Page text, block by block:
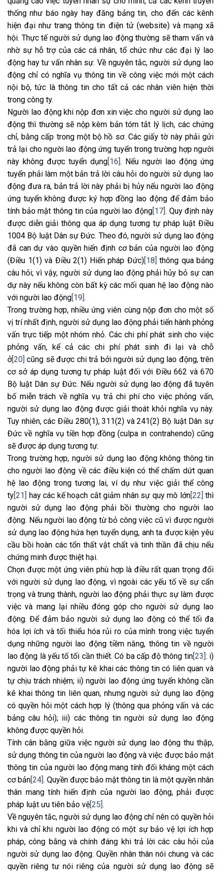
thống như báo ngày hay đăng bảng tin, cho đến các kênh
hiện đại như trang thông tin điện tử (website) và mạng xã
hội. Thực tế người sử dụng lao động thường sẽ tham vấn và
nhờ sự hỗ trợ của các cá nhân, tổ chức như các đại lý lao
động hay tư vấn nhân sự. Về nguyên tắc, người sử dụng lao
động chỉ có nghĩa vụ thông tin về công việc mới một cách
nội bộ, tức là thông tin cho tất cả các nhân viên hiện thời
trong công ty.
Người lao động khi nộp đơn xin việc cho người sử dụng lao
động thì thường sẽ nộp kèm bản tóm tắt lý lịch, các chứng
chỉ, bằng cấp trong một bộ hồ sơ. Các giấy tờ này phải gửi
trả lại cho người lao động ứng tuyển trong trường hợp người
này không được tuyển dụng [16] . Nếu người lao động ứng
tuyển phải làm một bản trả lời câu hỏi do người sử dụng lao
động đưa ra, bản trả lời này phải bị hủy nếu người lao động
ứng tuyển không được ký hợp đồng lao động để đảm bảo
tính bảo mật thông tin của người lao động [17]. Quy định này
được diễn giải thông qua áp dụng tương tự pháp luật Điều
1004 Bộ luật Dân sự Đức. Theo đó, người sử dụng lao động
đã can dự vào quyền hiến định cơ bản của người lao động
(Điều 1(1) và Điều 2(1) Hiến pháp Đức)[18] thông qua bảng
câu hỏi; vì vậy, người sử dụng lao động phải hủy bỏ sự can
dự này nếu không còn bất kỳ các mối quan hệ lao động nào
với người lao động [19] .
Trong trường hợp, nhiều ứng viên cùng nộp đơn cho một số
vị trí nhất định, người sử dụng lao động phải tiến hành phỏng
vấn trực tiếp một nhóm nhỏ. Các chi phí phát sinh cho việc
phỏng vấn, kể cả các chi phí phát sinh đi lại và chỗ
ở[20] cũng sẽ được chi trả bởi người sử dụng lao động, trên
cơ sở áp dụng tương tự pháp luật đối với Điều 662 và 670
Bộ luật Dân sự Đức. Nếu người sử dụng lao động đã tuyên
bố miễn trách về nghĩa vụ trả chi phí cho việc phỏng vấn,
người sử dụng lao động được giải thoát khỏi nghĩa vụ này.
Tuy nhiên, các Điều 280(1), 311(2) và 241(2) Bộ luật Dân sự
Đức về nghĩa vụ tiền hợp đồng (culpa in contrahendo) cũng
sẽ được áp dụng tương tự.
Trong trường hợp, người sử dụng lao động không thông tin
cho người lao động về các điều kiện có thể chấm dứt quan
hệ lao động trong tương lai, ví dụ như việc giải thể công
ty [21] hay các kế hoạch cắt giảm nhân sự quy mô lớn[22] thì
người sử dụng lao động phải bồi thường cho người lao
động. Nếu người lao động từ bỏ công việc cũ vì được người
sử dụng lao động hứa hẹn tuyển dụng, anh ta được kiện yêu
cầu bồi hoàn các tổn thất vật chất và tinh thần đã chịu nếu
chứng minh được thiệt hại.
Chọn được một ứng viên phù hợp là điều rất quan trọng đối
với người sử dụng lao động, vì ngoài các yếu tố về sự cẩn
trọng và trung thành, người lao động phải thực sự làm được
việc và mang lại nhiều đóng góp cho người sử dụng lao
động. Để đảm bảo người sử dụng lao động có thể tối đa
hóa lợi ích và tối thiểu hóa rủi ro của mình trong việc tuyển
dụng những người lao động tiềm năng, thông tin về người
lao động là yếu tố tối cần thiết. Có ba cấp độ thông tin[23] : i)
người lao động phải tự kê khai các thông tin có liên quan và
tự chịu trách nhiệm; ii) người lao động ứng tuyển không cần
kê khai thông tin liên quan, nhưng người sử dụng lao động
có quyền hỏi một cách hợp lý (thông qua phỏng vấn và các
bảng câu hỏi); iii) các thông tin người sử dụng lao động
không được quyền hỏi.
Tính cân bằng giữa việc người sử dụng lao động thu thập,
sử dụng thông tin của người lao động và việc được bảo mật
thông tin của người lao động mang tính đối kháng một cách
cơ bản [24] . Quyền được bảo mật thông tin là một quyền nhân
thân mang tính hiến định của người lao động, phải được
pháp luật ưu tiên bảo vệ [25] .
Về nguyên tắc, người sử dụng lao động chỉ nên có quyền hỏi
khi và chỉ khi người lao động có một sự bảo vệ lợi ích hợp
pháp, công bằng và chính đáng khi trả lời các câu hỏi của
người sử dụng lao động. Quyền nhân thân nói chung và các
quyền riêng tư nói riêng của người sử dụng lao động sẽ